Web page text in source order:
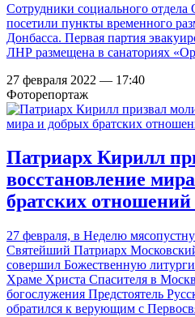
Сотрудники социального
посетили пункты временного
Донбасса. Первая партия
ЛНР размещена в санаториях
27 февраля 2022 — 17:40
Фоторепортаж
Патриарх Кирилл
восстановление
братских
27 февраля, в Неделю
Святейший Патриарх
совершил Божественную
Храме Христа Спасителя в
богослужения Предстоятель
обратился к верующим с